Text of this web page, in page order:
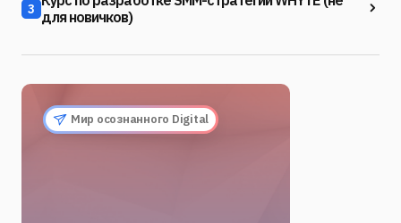
3 для новичков)
Мир осознанного Digital